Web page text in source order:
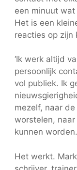
een minuut wat
Het is een
reacties op zijn
‘Ik werk altijd
persoonlijk
vol publiek. Ik
mezelf, naar
worstelen,
kunnen
Het werkt.